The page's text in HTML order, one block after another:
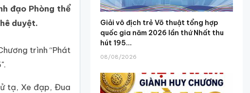
đạo Phòng thể
duyệt.
trình “Phát
tạ, Xe đạp, Đua
Giải vô địch trẻ Võ thuật tổng hợp
quốc gia năm 2026 lần thứ Nhất thu
hút 195...
08/08/2026